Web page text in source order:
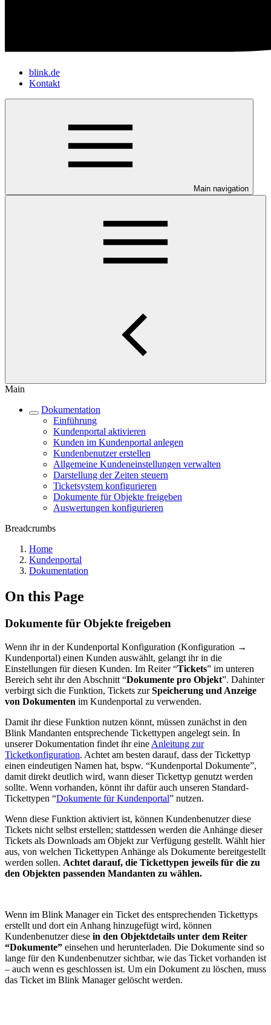
blink.de
Kontakt
Main navigation
Main
Dokumentation
Einführung
Kundenportal aktivieren
Kunden im Kundenportal anlegen
Kundenbenutzer erstellen
Allgemeine Kundeneinstellungen verwalten
Darstellung der Zeiten steuern
Ticketsystem konfigurieren
Dokumente für Objekte freigeben
Auswertungen konfigurieren
Breadcrumbs
Home
Kundenportal
Dokumentation
On this Page
Dokumente für Objekte freigeben
Wenn ihr in der Kundenportal Konfiguration (Konfiguration →
Kundenportal) einen Kunden auswählt, gelangt ihr in die
Einstellungen für diesen Kunden. Im Reiter “Tickets” im unteren
Bereich seht ihr den Abschnitt “Dokumente pro Objekt”. Dahinter
verbirgt sich die Funktion, Tickets zurSpeicherung und Anzeige
von Dokumenten im Kundenportal zu verwenden.
Damit ihr diese Funktion nutzen könnt, müssen zunächst in den
Blink Mandanten entsprechende Tickettypen angelegt sein. In
unserer Dokumentation findet ihr eine Anleitung zur
Ticketkonfiguration. Achtet am besten darauf, dass der Tickettyp
einen eindeutigen Namen hat, bspw. “Kundenportal Dokumente”,
damit direkt deutlich wird, wann dieser Tickettyp genutzt werden
sollte. Wenn vorhanden, könnt ihr dafür auch unseren Standard-
Tickettypen “Dokumente für Kundenportal” nutzen.
Wenn diese Funktion aktiviert ist, können Kundenbenutzer diese
Tickets nicht selbst erstellen; stattdessen werden die Anhänge dieser
Tickets als Downloads am Objekt zur Verfügung gestellt. Wählt hier
aus, von welchen Tickettypen Anhänge als Dokumente bereitgestellt
werden sollen. Achtet darauf, die Tickettypen jeweils für die zu
den Objekten passenden Mandanten zu wählen.
Wenn im Blink Manager ein Ticket des entsprechenden Tickettyps
erstellt und dort ein Anhang hinzugefügt wird, können
Kundenbenutzer diese in den Objektdetails unter dem Reiter
“Dokumente” einsehen und herunterladen. Die Dokumente sind so
lange für den Kundenbenutzer sichtbar, wie das Ticket vorhanden ist
– auch wenn es geschlossen ist. Um ein Dokument zu löschen, muss
das Ticket im Blink Manager gelöscht werden.